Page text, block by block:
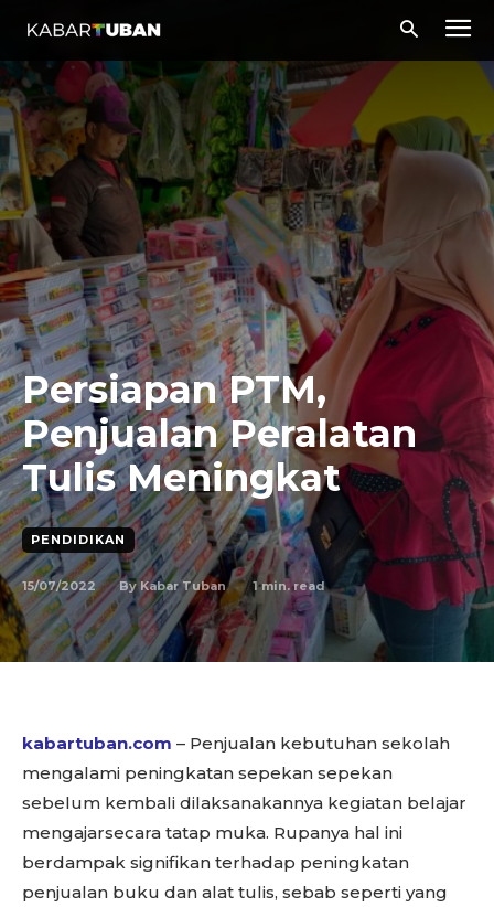
Persiapan PTM,
Penjualan Peralatan
Tulis Meningkat
PENDIDIKAN
15/07/2022 By Kabar Tuban 1min. read
kabartuban.com – Penjualan kebutuhan sekolah
mengalami peningkatan sepekan sepekan
sebelum kembali dilaksanakannya kegiatan belajar
mengajarsecara tatap muka. Rupanya hal ini
berdampak signifikan terhadap peningkatan
penjualan buku dan alat tulis, sebab seperti yang